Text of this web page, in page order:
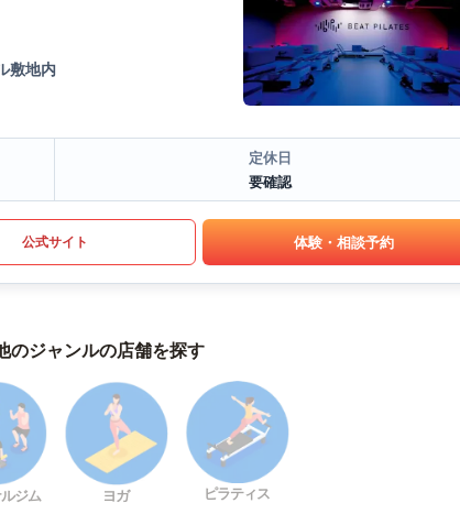
敷地内
定休日
要確認
公式サイト 体験・相談予約
のジャンルの店舗を探す
ジム ヨガ ピラティス